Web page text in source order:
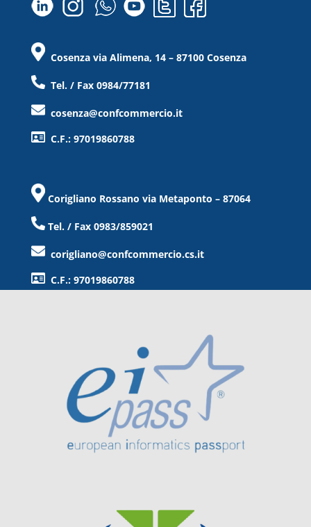
Cosenza via Alimena, 14 – 87100 Cosenza
Tel. / Fax 0984/77181
cosenza@confcommercio.it
C.F.: 97019860788
Corigliano Rossano via Metaponto – 87064
Tel. / Fax 0983/859021
corigliano@confcommercio.cs.it
C.F.: 97019860788